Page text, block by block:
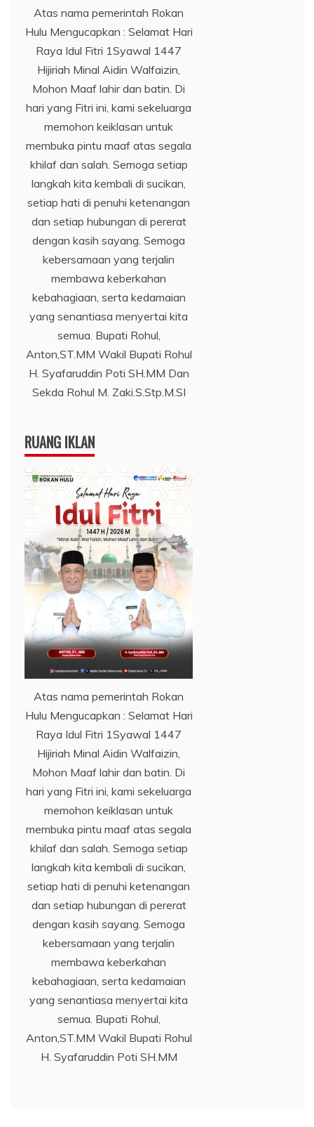
Atas nama pemerintah Rokan
Hulu Mengucapkan : Selamat Hari
Raya Idul Fitri 1Syawal 1447
Hijiriah Minal Aidin Walfaizin,
Mohon Maaf lahir dan batin. Di
hari yang Fitri ini, kami sekeluarga
memohon keiklasan untuk
membuka pintu maaf atas segala
khilaf dan salah. Semoga setiap
langkah kita kembali di sucikan,
setiap hati di penuhi ketenangan
dan setiap hubungan di pererat
dengan kasih sayang. Semoga
kebersamaan yang terjalin
membawa keberkahan
kebahagiaan, serta kedamaian
yang senantiasa menyertai kita
semua. Bupati Rohul,
Anton,ST.MM Wakil Bupati Rohul
H. Syafaruddin Poti SH.MM Dan
Sekda Rohul M. Zaki.S.Stp.M.SI
RUANG IKLAN
Atas nama pemerintah Rokan
Hulu Mengucapkan : Selamat Hari
Raya Idul Fitri 1Syawal 1447
Hijiriah Minal Aidin Walfaizin,
Mohon Maaf lahir dan batin. Di
hari yang Fitri ini, kami sekeluarga
memohon keiklasan untuk
membuka pintu maaf atas segala
khilaf dan salah. Semoga setiap
langkah kita kembali di sucikan,
setiap hati di penuhi ketenangan
dan setiap hubungan di pererat
dengan kasih sayang. Semoga
kebersamaan yang terjalin
membawa keberkahan
kebahagiaan, serta kedamaian
yang senantiasa menyertai kita
semua. Bupati Rohul,
Anton,ST.MM Wakil Bupati Rohul
H. Syafaruddin Poti SH.MM